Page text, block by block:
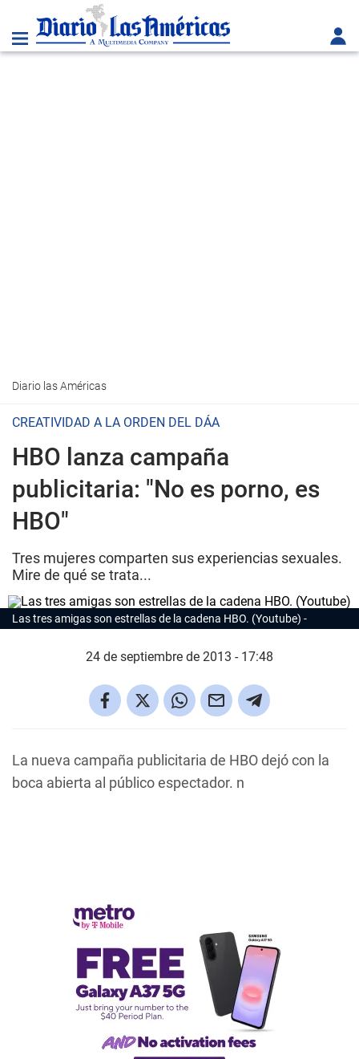
Diario las Américas
CREATIVIDAD A LA ORDEN DEL DÁA
HBO lanza campaña
publicitaria: "No es porno, es
HBO"
Tres mujeres comparten sus experiencias sexuales.
Mire de qué se trata...
Las tres amigas son estrellas de la cadena HBO. (Youtube)
24 de septiembre de 2013 - 17:48
La nueva campaña publicitaria de HBO dejó con la
boca abierta al público espectador. n